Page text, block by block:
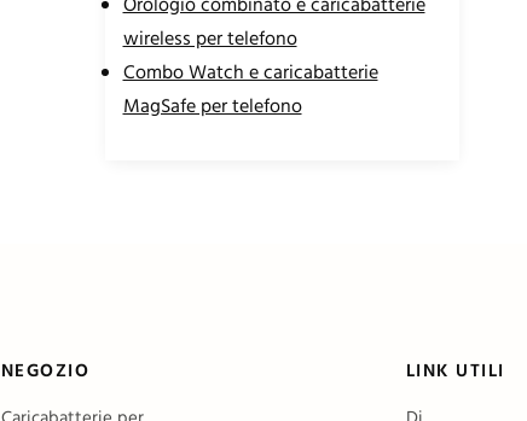
wireless per telefono
Combo Watch e caricabatterie
MagSafe per telefono
NEGOZIO
LINK UTILI